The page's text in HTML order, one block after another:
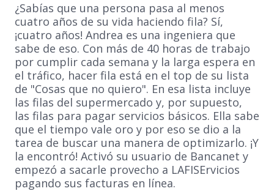
¿Sabías que una persona pasa al menos
cuatro años de su vida haciendo fila? Sí,
¡cuatro años! Andrea es una ingeniera que
sabe de eso. Con más de 40 horas de trabajo
por cumplir cada semana y la larga espera en
el tráfico, hacer fila está en el top de su lista
de "Cosas que no quiero". En esa lista incluye
las filas del supermercado y, por supuesto,
las filas para pagar servicios básicos. Ella sabe
que el tiempo vale oro y por eso se dio a la
tarea de buscar una manera de optimizarlo. ¡Y
la encontró! Activó su usuario de Bancanet y
empezó a sacarle provecho a LAFISErvicios
pagando sus facturas en línea.